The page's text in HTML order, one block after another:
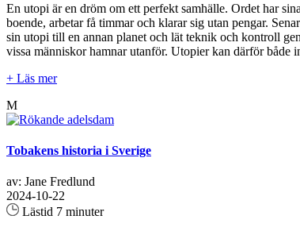
En utopi är en dröm om ett perfekt samhälle. Ordet har
boende, arbetar få timmar och klarar sig utan pengar.
sin utopi till en annan planet och lät teknik och kontroll
vissa människor hamnar utanför. Utopier kan därför både
+ Läs mer
M
Tobakens historia i Sverige
av: Jane Fredlund
2024-10-22
Lästid 7 minuter